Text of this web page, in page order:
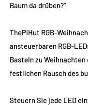
Baum da drüben?"
ThePiHut RGB-
ansteuerbaren RGB-
Basteln zu Weihnachten
festlichen Rausch des
Steuern Sie jede LED